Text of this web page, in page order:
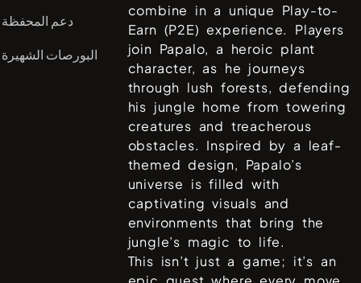
دعم المحفظة
البورصات الشهيرة
combine in a unique Play-to-
Earn (P2E) experience. Players
join Papalo, a heroic plant
character, as he journeys
through lush forests, defending
his jungle home from towering
creatures and treacherous
obstacles. Inspired by a leaf-
themed design, Papalo’s
universe is filled with
captivating visuals and
environments that bring the
jungle’s magic to life.
This isn’t just a game; it’s an